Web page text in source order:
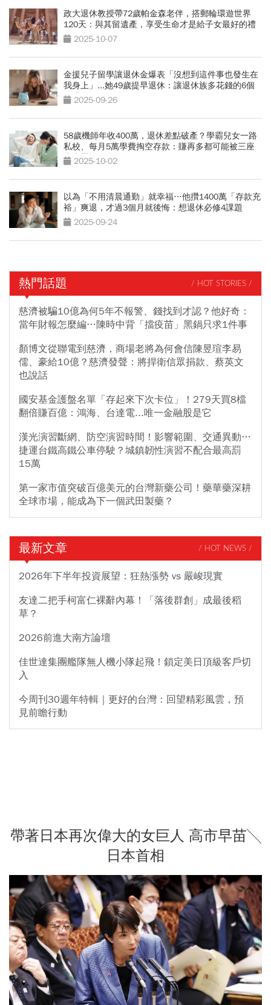
政大退休教授帶72歲帕金森老伴，搭郵輪環遊世界
120天：與其留遺產，享受生命才是給子女最好的禮
物 2025-10-07
金援兒子留學讓退休金爆表「沒想到這件事也發生在
我身上」...她49歲提早退休：讓退休族多花錢的6個
陷阱2025-09-26
58歲機師年收400萬，退休差點破產？學霸兒女一路
私校、每月5萬學費掏空存款：賺再多都可能被三座
大山壓垮
2025-10-02
以為「不用清晨通勤」就幸福…他攢1400萬「存款充
裕」爽退，才過3個月就後悔：想退休必修4課題
2025-09-24
熱門話題 / HOT STORIES /
慈濟被騙10億為何5年不報警、錢找到才認？他好奇：
當年財報怎麼編…陳時中背「擋疫苗」黑鍋只求1件事
顏博文從聯電到慈濟，商場老將為何會信陳昱瑄李易
儒、豪給10億？慈濟發聲：將捍衛信眾捐款、蔡英文
也說話
國安基金護盤名單「存起來下次卡位」！279天買8檔
翻倍賺百億：鴻海、台達電...唯一金融股是它
漢光演習斷網、防空演習時間！影響範圍、交通異動…
捷運台鐵高鐵公車停駛？城鎮韌性演習不配合最高罰
15萬
第一家市值突破百億美元的台灣新藥公司！藥華藥深耕
全球市場，能成為下一個武田製藥？
最新文章 / HOT NEWS /
2026年下半年投資展望：狂熱漲勢 vs 嚴峻現實
友達二把手柯富仁裸辭內幕！「落後群創」成最後稻
草？
2026前進大南方論壇
佳世達集團艦隊無人機小隊起飛！鎖定美日頂級客戶切
入
今周刊30週年特輯｜更好的台灣：回望精彩風雲，預
見前瞻行動
帶著日本再次偉大的女巨人 高市早苗╲
日本首相